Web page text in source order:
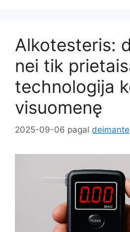
Alkotesteris:
nei tik
technologija
visuomenę
2025-09-06 pagal deimante